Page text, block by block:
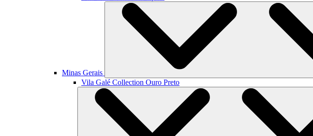
Minas Gerais
Vila Galé Collection Ouro Preto